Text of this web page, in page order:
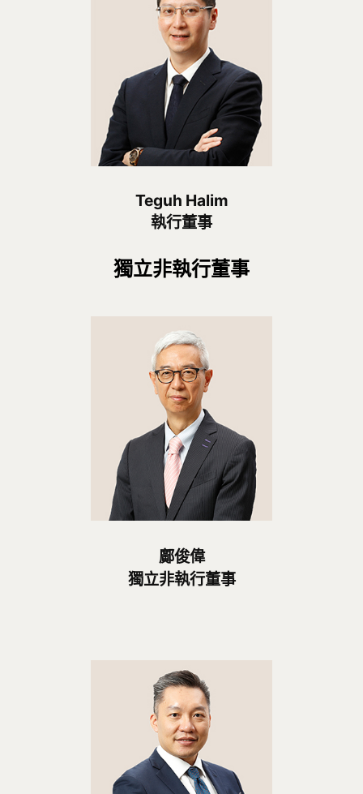
Teguh Halim
執行董事
獨立非執行董事
鄺俊偉
獨立非執行董事